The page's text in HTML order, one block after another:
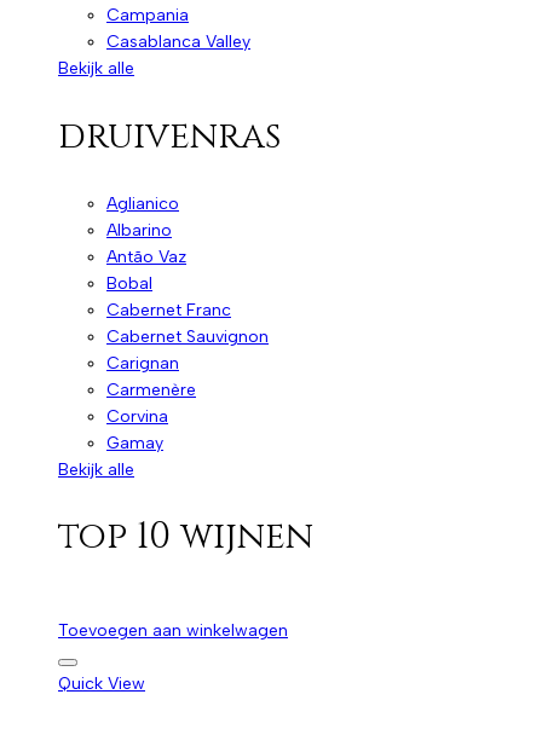
Campania
Casablanca Valley
Bekijk alle
druivenras
Aglianico
Albarino
Antão Vaz
Bobal
Cabernet Franc
Cabernet Sauvignon
Carignan
Carmenère
Corvina
Gamay
Bekijk alle
top 10 wijnen
Toevoegen aan winkelwagen
Quick View